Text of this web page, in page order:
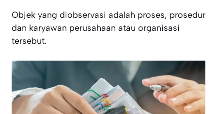
Objek yang diobservasi adalah proses, prosedur
dan karyawan perusahaan atau organisasi
tersebut.